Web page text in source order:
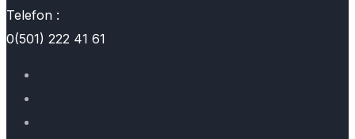
Telefon :
0(501) 222 41 61